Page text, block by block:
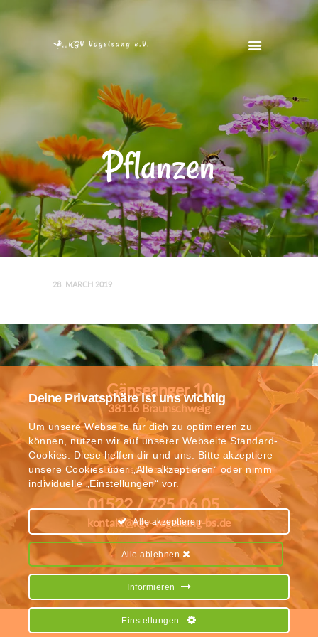
Pflanzen
STARTSEITE
VEREIN
VEREINSHEIM
FOTOS
FREIE GÄRTEN
KONTAKT
28. MARCH 2019
Gänseanger 10
38116 Braunschweig
Datenschutz|Impressum
01522 / 725 06 05
kontakt@kgv-vogelsang-bs.de
Deine Privatsphäre ist uns wichtig
Um unsere Webseite für dich zu optimieren zu
können, nutzen wir auf unserer Webseite Standard-
Cookies. Diese helfen dir und uns. Bitte akzeptiere
unsere Cookies über „Alle akzeptieren“ oder nimm
individuelle „Einstellungen“ vor.
Alle akzeptieren
Alle ablehnen
Informieren
Einstellungen